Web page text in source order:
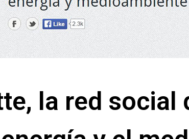
la red social